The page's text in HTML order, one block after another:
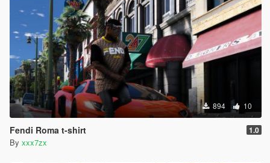
894 10
Fendi Roma t-shirt 1.0
By xxx7zx